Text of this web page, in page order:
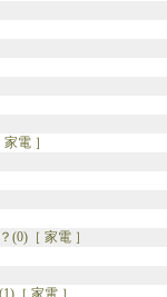
電 ］
(0)［ 家電 ］
［ 家電 ］